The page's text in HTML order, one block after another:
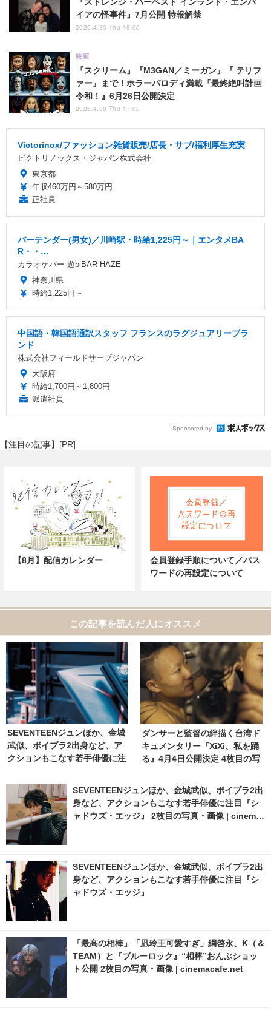
『ストレンジ・ハーベスト インランド・エンパ
イアの怪事件』7月公開 特報解禁
2026.4.30 Thu 18:00
『スクリーム』『M3GAN／ミーガン』『 テリフ
ァー』まで！ホラーパロディ満載『最終絶叫計画
令和！』6月26日公開決定
映画
2026.4.30 Thu 17:00
Victorinox/ファッション雑貨販売/店長・サブ/福利厚生充実
ビクトリノックス・ジャパン株式会社
東京都
年収460万円～580万円
正社員
バーテンダー(男女)／川崎駅・時給1,225円～｜エンタメBA
R・・…
カラオケバー 遊biBAR HAZE
神奈川県
時給1,225円～
中国語・韓国語通訳スタッフ フランスのラグジュアリーブラ
ンド
株式会社フィールドサーブジャパン
大阪府
時給1,700円～1,800円
派遣社員
Sponsored by
【注目の記事】[PR]
【8月】配信カレンダー
会員登録手順について／パス
ワードの再設定について
この記事を読んだ人にオススメ
SEVENTEENジュンほか、金城
武似、ボイプラ2出身など、ア
クションもこなす若手俳優に注
目の写真・画像 | cinemacafe.
net
ダンサーと監督の絆描く台湾ド
キュメンタリー『XiXi、私を踊
る』4月4日公開決定 4枚目の写
SEVENTEENジュンほか、金城武似、ボイプラ2出
身など、アクションもこなす若手俳優に注目『シ
ャドウズ・エッジ』 2枚目の写真・画像 | cinema
SEVENTEENジュンほか、金城武似、ボイプラ2出
身など、アクションもこなす若手俳優に注目『シ
ャドウズ・エッジ』
「最高の相棒」「凪玲王可愛すぎ」綱啓永、K（＆
TEAM）と『ブルーロック』“相棒”おんぶショッ
ト公開 2枚目の写真・画像 | cinemacafe.net